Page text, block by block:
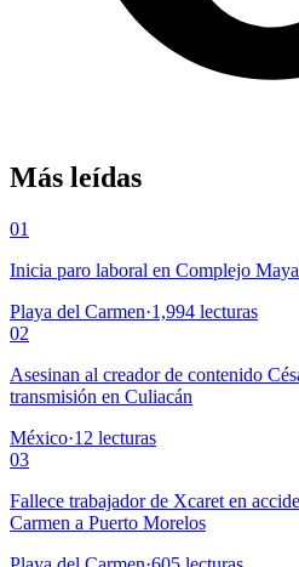
Más leídas
01
Inicia paro laboral en Complejo
Playa del Carmen·1,994 lecturas
02
Asesinan al creador de contenido
transmisión en Culiacán
México·12 lecturas
03
Fallece trabajador de Xcaret en
Carmen a Puerto Morelos